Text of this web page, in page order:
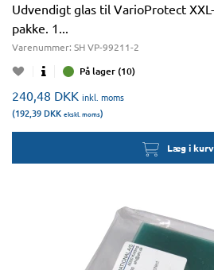
Udvendigt glas til VarioProtect
pakke. 1...
Varenummer: SH VP-99211-2
På lager (10)
240,48 DKK inkl. moms
(192,39 DKK ekskl. moms)
Læg i kurv